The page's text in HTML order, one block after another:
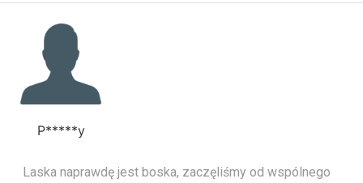
P*****y
Laska naprawdę jest boska, zaczęliśmy od wspólnego